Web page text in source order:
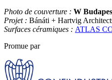
Photo de couverture : W
Projet : Bánáti + Hartvig
Surfaces céramiques : ATLAS
Promue par